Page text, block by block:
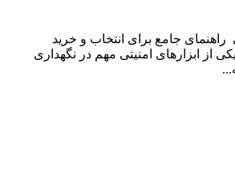
جامع برای انتخاب و خرید
از ابزارهای امنیتی مهم در نگهداری